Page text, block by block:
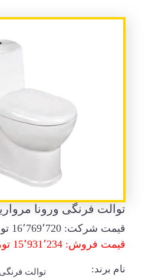
توالت فرنگی ورونا
قیمت شرکت: 16٬769٬720
قیمت فروش: 15٬931٬234 تومان
نام برند: توالت